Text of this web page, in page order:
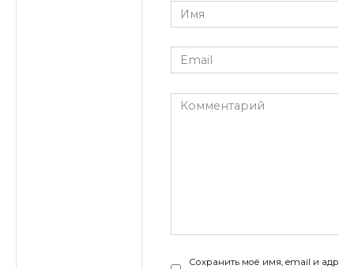
Имя
*
Email
*
Комментарий
Сохранить моё имя, email и